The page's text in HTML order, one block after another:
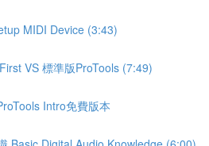
MIDI Device (3:43)
VS 標準版ProTools (7:49)
Intro免費版本